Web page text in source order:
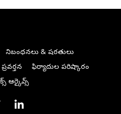
నిబంధనలు & షరతులు
ఫిర్యాదుల పరిష్కారం
ఆర్కైవ్స్